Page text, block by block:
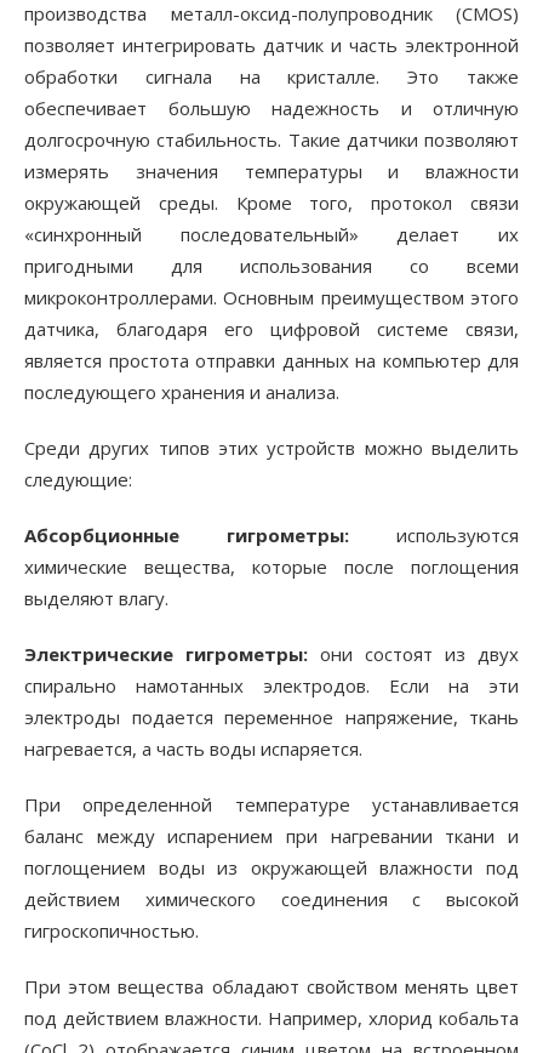
производства металл-оксид-полупроводник (CMOS)
позволяет интегрировать датчик и часть электронной
обработки сигнала на кристалле. Это также
обеспечивает большую надежность и отличную
долгосрочную стабильность. Такие датчики позволяют
измерять значения температуры и влажности
окружающей среды. Кроме того, протокол связи
«синхронный последовательный» делает их
пригодными для использования со всеми
микроконтроллерами. Основным преимуществом этого
датчика, благодаря его цифровой системе связи,
является простота отправки данных на компьютер для
последующего хранения и анализа.
Среди других типов этих устройств можно выделить
следующие:
Абсорбционные гигрометры: используются
химические вещества, которые после поглощения
выделяют влагу.
Электрические гигрометры: они состоят из двух
спирально намотанных электродов. Если на эти
электроды подается переменное напряжение, ткань
нагревается, а часть воды испаряется.
При определенной температуре устанавливается
баланс между испарением при нагревании ткани и
поглощением воды из окружающей влажности под
действием химического соединения с высокой
гигроскопичностью.
При этом вещества обладают свойством менять цвет
под действием влажности. Например, хлорид кобальта